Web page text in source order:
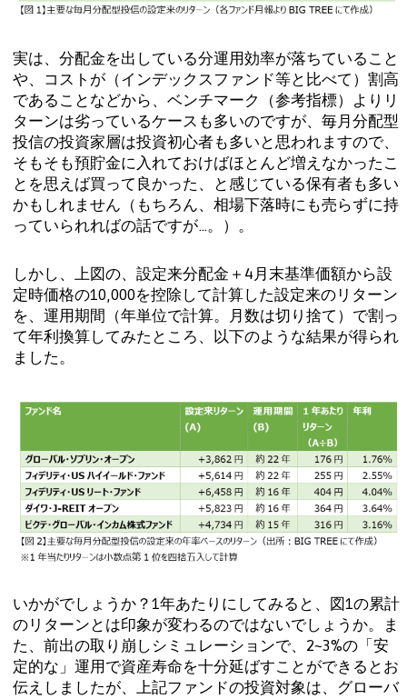
実は、分配金を出している分運用効率が落ちていること
や、コストが（インデックスファンド等と比べて）割高
であることなどから、ベンチマーク（参考指標）よりリ
ターンは劣っているケースも多いのですが、毎月分配型
投信の投資家層は投資初心者も多いと思われますので、
そもそも預貯金に入れておけばほとんど増えなかったこ
とを思えば買って良かった、と感じている保有者も多い
かもしれません（もちろん、相場下落時にも売らずに持
っていられればの話ですが…。）。
しかし、上図の、設定来分配金＋4月末基準価額から設
定時価格の10,000を控除して計算した設定来のリターン
を、運用期間（年単位で計算。月数は切り捨て）で割っ
て年利換算してみたところ、以下のような結果が得られ
ました。
いかがでしょうか？1年あたりにしてみると、図1の累計
のリターンとは印象が変わるのではないでしょうか。ま
た、前出の取り崩しシミュレーションで、2~3%の「安
定的な」運用で資産寿命を十分延ばすことができるとお
伝えしましたが、上記ファンドの投資対象は、グローバ